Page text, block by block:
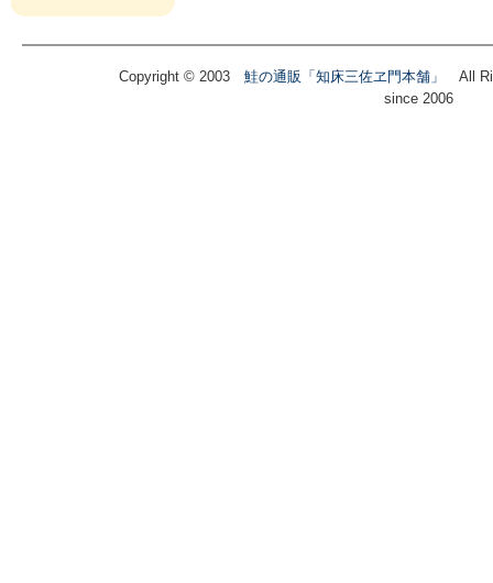
Copyright © 2003 鮭の通販「知床三佐ヱ門本舗」
All
since 2006